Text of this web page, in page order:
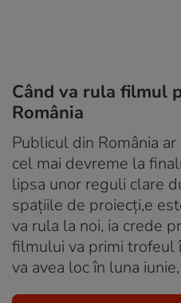
Când va rula filmul
România
Publicul din România
cel mai devreme la
lipsa unor reguli clare
spațiile de proiecți,e
va rula la noi, ia crede
filmului va primi trofeul
va avea loc în luna